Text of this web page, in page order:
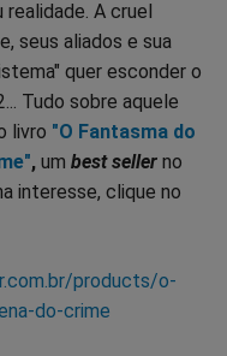
A cruel
seus aliados e sua
quer esconder o
Tudo sobre aquele
livro "O Fantasma do
, um best seller no
interesse, clique no
products/o-
do-crime